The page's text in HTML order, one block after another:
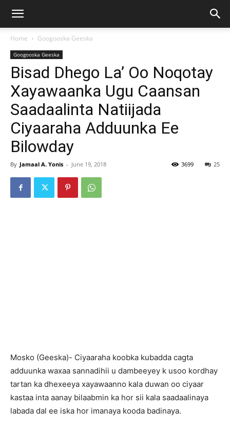
Home Googooska Geeska
Googooska Geeska
Bisad Dhego La’ Oo Noqotay
Xayawaanka Ugu Caansan
Saadaalinta Natiijada
Ciyaaraha Adduunka Ee
Bilowday
By Jamaal A. Yonis - June 19, 2018 25
3699
Mosko (Geeska)- Ciyaaraha koobka kubadda cagta
adduunka waxaa sannadihii u dambeeyey k usoo kordhay
tartan ka dhexeeya xayawaanno kala duwan oo ciyaar
kastaa inta aanay bilaabmin ka hor sii kala saadaalinaya
labada dal ee iska hor imanaya kooda badinaya.